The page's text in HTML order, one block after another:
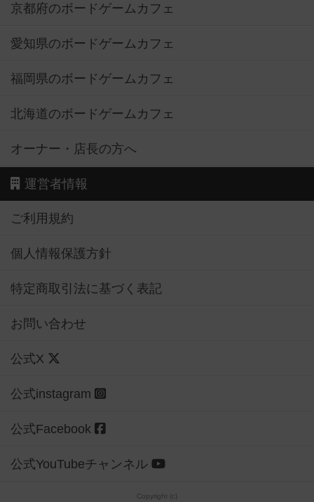
京都府のボードゲームカフェ
愛知県のボードゲームカフェ
福岡県のボードゲームカフェ
北海道のボードゲームカフェ
オーナー・店長の方へ
運営者情報
ご利用規約
個人情報保護方針
特定商取引法に基づく表記
お問い合わせ
公式X
公式instagram
公式Facebook
公式YouTubeチャンネル
Copyright (c)